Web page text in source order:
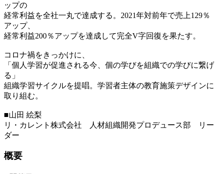
ップの
経常利益を全社一丸で達成する。2021年対前年で売上129％
アップ、
経常利益200％アップを達成して完全V字回復を果たす。
コロナ禍をきっかけに、
「個人学習が促進される今、個の学びを組織での学びに繋げ
る」
組織学習サイクルを提唱。学習者主体の教育施策デザインに
取り組む。
■山田 絵梨
リ・カレント株式会社 人材組織開発プロデュース部 リー
ダー
概要